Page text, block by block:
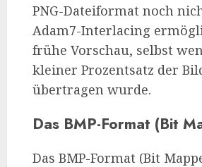
PNG-Dateiformat noch
Adam7-Interlacing
frühe Vorschau, selbst
kleiner Prozentsatz der
übertragen wurde.
Das BMP-Format (Bit
Das BMP-Format (Bit